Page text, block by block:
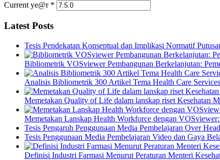
Current ye@r *
Latest Posts
Tesis Pendekatan Konseptual dan Implikasi Normatif
Bibliometrik VOSviewer Pembangunan Berkelanjutan:
Analisis Bibliometrik 300 Artikel Tema Health Care
Memetakan Quality of Life dalam lanskap riset Kesehatan
Memetakan Lanskap Health Workforce dengan
Tesis Pengaruh Penggunaan Media Pembelajaran Over
Tesis Penggunaan Media Pembelajaran Video dan Gaya
Definisi Industri Farmasi Menurut Peraturan Menteri